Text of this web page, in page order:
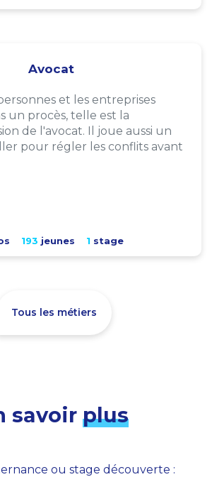
Avocat
et les entreprises
un procès, telle est la
de l'avocat. Il joue aussi un
pour régler les conflits avant
193 jeunes 1 stage
Tous les métiers
savoir plus
ou stage découverte :